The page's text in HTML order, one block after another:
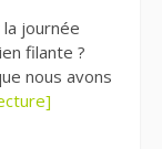
journée
filante ?
nous avons